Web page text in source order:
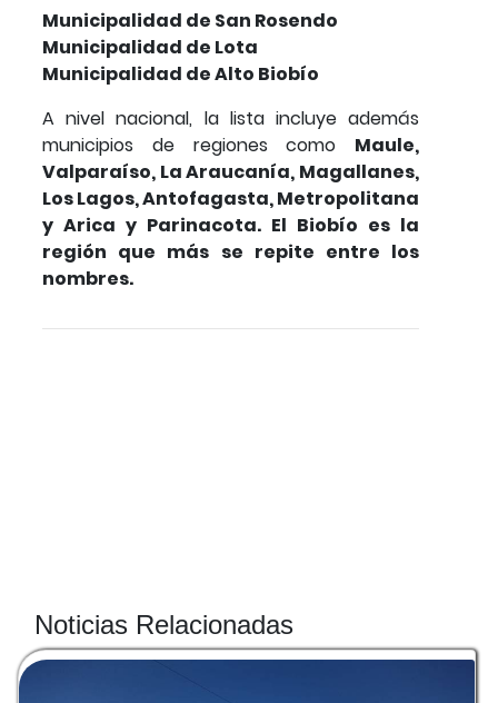
Municipalidad de San Rosendo
Municipalidad de Lota
Municipalidad de Alto Biobío
A nivel nacional, la lista incluye además
municipios de regiones como Maule,
Valparaíso, La Araucanía, Magallanes,
Los Lagos, Antofagasta, Metropolitana
y Arica y Parinacota. El Biobío es la
región que más se repite entre los
nombres.
Noticias Relacionadas